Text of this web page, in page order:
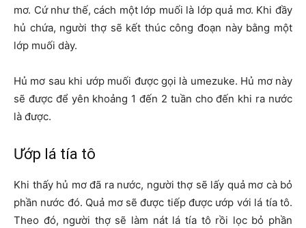
mơ. Cứ như thế, cách một lớp muối là lớp quả mơ. Khi đầy
hủ chứa, người thợ sẽ kết thúc công đoạn này bằng một
lớp muối dày.
Hủ mơ sau khi ướp muối được gọi là umezuke. Hủ mơ này
sẽ được để yên khoảng 1 đến 2 tuần cho đến khi ra nước
là được.
Ướp lá tía tô
Khi thấy hủ mơ đã ra nước, người thợ sẽ lấy quả mơ cà bỏ
phần nước đó. Quả mơ sẽ được tiếp được ướp với lá tía tô.
Theo đó, người thợ sẽ làm nát lá tía tô rồi lọc bỏ phần